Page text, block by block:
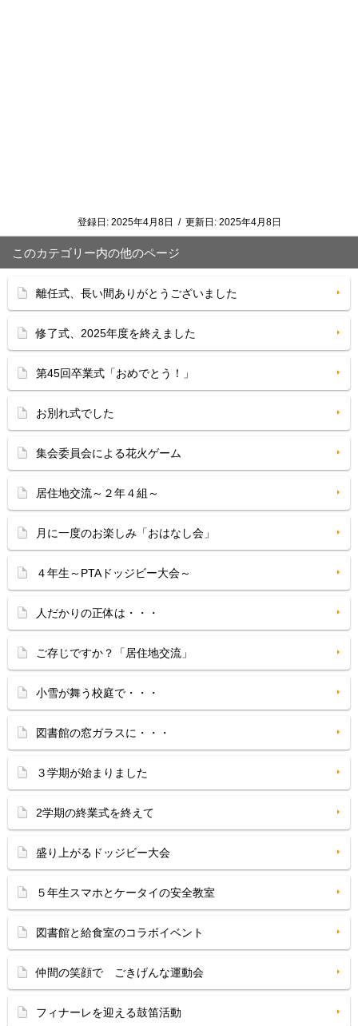
登録日: 2025年4月8日 / 更新日: 2025年4月8日
このカテゴリー内の他のページ
離任式、長い間ありがとうございました
修了式、2025年度を終えました
第45回卒業式「おめでとう！」
お別れ式でした
集会委員会による花火ゲーム
居住地交流～２年４組～
月に一度のお楽しみ「おはなし会」
４年生～PTAドッジビー大会～
人だかりの正体は・・・
ご存じですか？「居住地交流」
小雪が舞う校庭で・・・
図書館の窓ガラスに・・・
３学期が始まりました
2学期の終業式を終えて
盛り上がるドッジビー大会
５年生スマホとケータイの安全教室
図書館と給食室のコラボイベント
仲間の笑顔で ごきげんな運動会
フィナーレを迎える鼓笛活動